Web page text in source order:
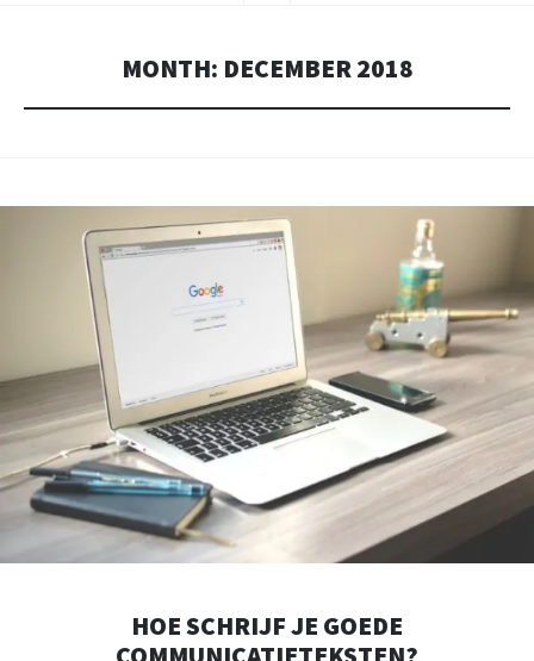
MONTH: DECEMBER 2018
HOE SCHRIJF JE GOEDE